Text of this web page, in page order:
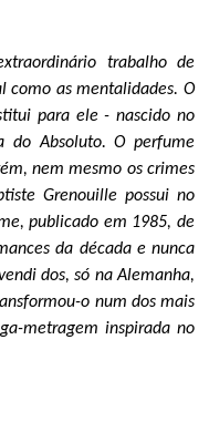
trabalho de
como as mentalidades. O
para ele - nascido no
do Absoluto. O perfume
nem mesmo os crimes
Grenouille possui no
publicado em 1985, de
da década e nunca
dos, só na Alemanha,
o num dos mais
metragem inspirada no